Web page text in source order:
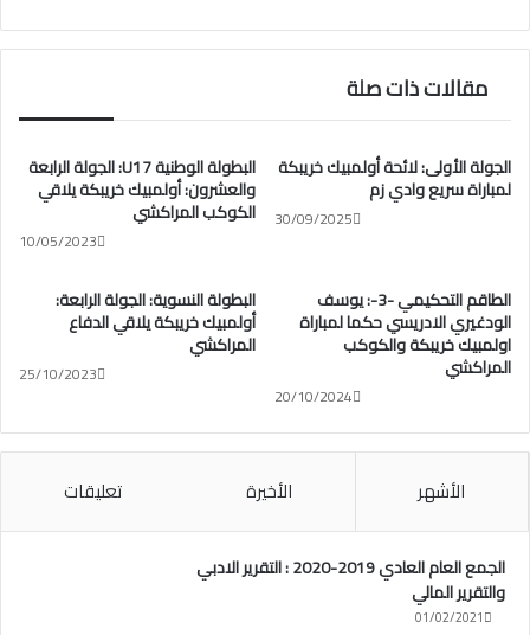
مقالات ذات صلة
البطولة الوطنية U17: الجولة الرابعة
والعشرون: أولمبيك خريبكة يلاقي
الكوكب المراكشي
10/05/2023
الجولة الأولى: لائحة أولمبيك خريبكة
لمباراة سريع وادي زم
30/09/2025
البطولة النسوية: الجولة الرابعة:
أولمبيك خريبكة يلاقي الدفاع
المراكشي
25/10/2023
الطاقم التحكيمي -3-: يوسف
الودغيري الادريسي حكما لمباراة
اولمبيك خريبكة والكوكب
المراكشي
20/10/2024
الأشهر الأخيرة تعليقات
الجمع العام العادي 2019-2020 : التقرير الادبي
والتقرير المالي
01/02/2021